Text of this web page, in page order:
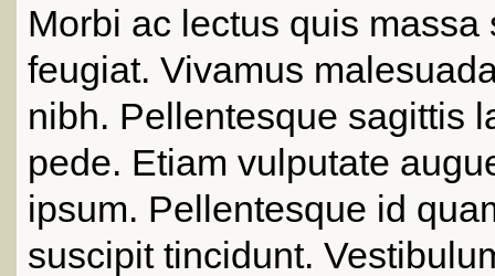
Morbi ac lectus quis massa
feugiat. Vivamus
nibh. Pellentesque sagittis
pede. Etiam vulputate
ipsum. Pellentesque id
suscipit tincidunt.